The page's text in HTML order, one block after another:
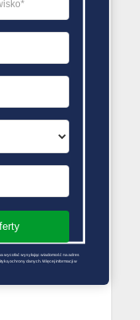
wycofać wysyłając wiadomość na adres
ochrony danych. Więcej informacji w